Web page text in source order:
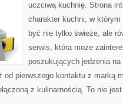
uczciwą kuchnię. Strona
charakter kuchni, w
być nie tylko świeże, ale
serwis, która może
poszukujących jedzenia
od pierwszego kontaktu z marką
z kulinarnością. To nie